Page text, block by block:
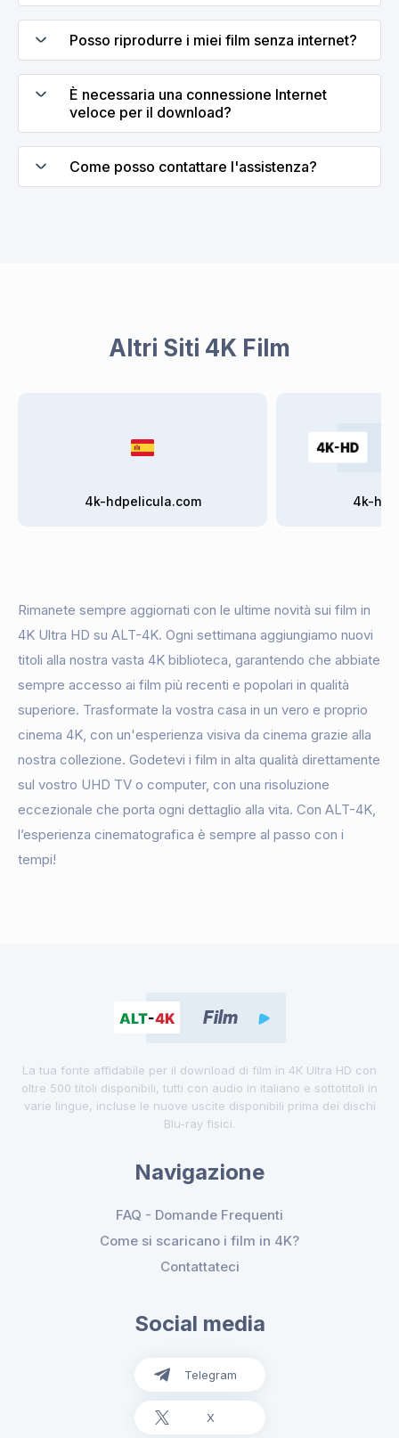
Posso riprodurre i miei film senza internet?
È necessaria una connessione Internet
veloce per il download?
Come posso contattare l'assistenza?
Altri Siti 4K Film
4k-hdpelicula.com 4k-
Rimanete sempre aggiornati con le ultime novità sui film in
4K Ultra HD su ALT-4K. Ogni settimana aggiungiamo nuovi
titoli alla nostra vasta 4K biblioteca, garantendo che abbiate
sempre accesso ai film più recenti e popolari in qualità
superiore. Trasformate la vostra casa in un vero e proprio
cinema 4K, con un'esperienza visiva da cinema grazie alla
nostra collezione. Godetevi i film in alta qualità direttamente
sul vostro UHD TV o computer, con una risoluzione
eccezionale che porta ogni dettaglio alla vita. Con ALT-4K,
l’esperienza cinematografica è sempre al passo con i
tempi!
La tua fonte affidabile per il download di film in 4K Ultra HD con
oltre 500 titoli disponibili, tutti con audio in italiano e sottotitoli in
varie lingue, incluse le nuove uscite disponibili prima dei dischi
Blu-ray fisici.
Navigazione
FAQ - Domande Frequenti
Come si scaricano i film in 4K?
Contattateci
Social media
Telegram
X